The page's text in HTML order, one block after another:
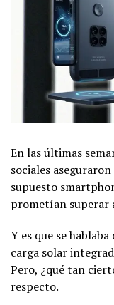
En las últimas
sociales aseguraron
supuesto
prometían superar
Y es que se hablaba
carga solar
Pero, ¿qué tan
respecto.